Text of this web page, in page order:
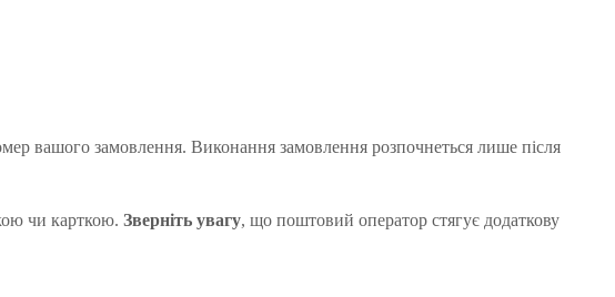
вашого замовлення. Виконання замовлення розпочнеться лише після
чи карткою. Зверніть увагу, що поштовий оператор стягує додаткову